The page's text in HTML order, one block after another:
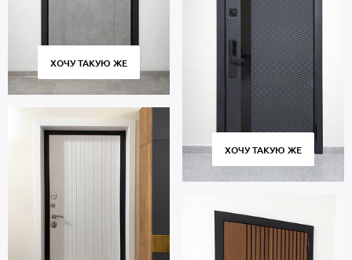
ХОЧУ ТАКУЮ ЖЕ
ХОЧУ ТАКУЮ ЖЕ